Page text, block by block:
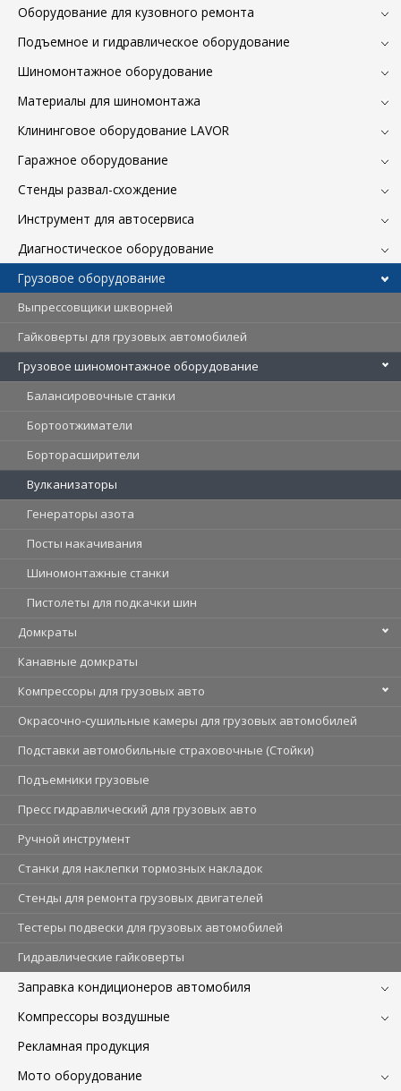
Оборудование для кузовного ремонта
Подъемное и гидравлическое оборудование
Шиномонтажное оборудование
Материалы для шиномонтажа
Клининговое оборудование LAVOR
Гаражное оборудование
Стенды развал-схождение
Инструмент для автосервиса
Диагностическое оборудование
Грузовое оборудование
Выпрессовщики шкворней
Гайковерты для грузовых автомобилей
Грузовое шиномонтажное оборудование
Балансировочные станки
Бортоотжиматели
Борторасширители
Вулканизаторы
Генераторы азота
Посты накачивания
Шиномонтажные станки
Пистолеты для подкачки шин
Домкраты
Канавные домкраты
Компрессоры для грузовых авто
Окрасочно-сушильные камеры для грузовых автомобилей
Подставки автомобильные страховочные (Стойки)
Подъемники грузовые
Пресс гидравлический для грузовых авто
Ручной инструмент
Станки для наклепки тормозных накладок
Стенды для ремонта грузовых двигателей
Тестеры подвески для грузовых автомобилей
Гидравлические гайковерты
Заправка кондиционеров автомобиля
Компрессоры воздушные
Рекламная продукция
Мото оборудование